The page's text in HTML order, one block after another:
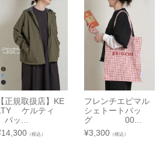
【正規取扱店】KE
ケルティ
パッ...
14,300 （税込）
フレンチエピマル
シェトートバッ
グ 00...
¥3,300（税込）